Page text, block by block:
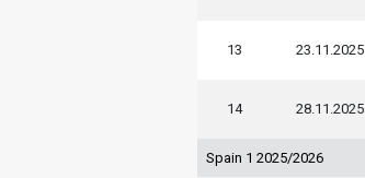
13 23.11.2025
14 28.11.2025
Spain 1 2025/2026